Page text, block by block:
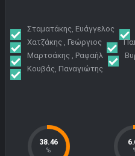
Σταματάκης, Ευάγγελος
Χατζάκης , Γεώργιος
Μαρτσάκης , Ραφαήλ
Κουβάς, Παναγιώτης
38.46
%